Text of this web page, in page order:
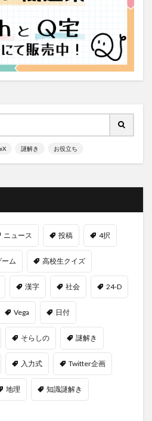
謎解き お役立ち
ニュース 投稿 4択
ム 高校生クイズ
漢字 社会 24-D
Vega 日付
そらしの 謎解き
入力式 Twitter企画
地理 知識謎解き